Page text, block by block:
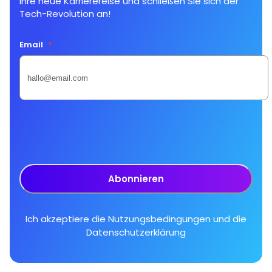
Tech-Revolution an!
Email *
Abonnieren
Ich akzeptiere die Nutzungsbedingungen und die
Datenschutzerklärung